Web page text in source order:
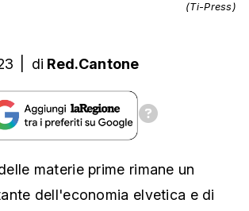
(Ti-Press)
di Red.Cantone
materie prime rimane un
dell'economia elvetica e di